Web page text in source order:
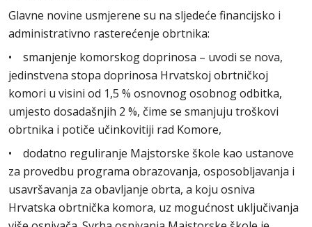
Glavne novine usmjerene su na sljedeće financijsko i
administrativno rasterećenje obrtnika:
• smanjenje komorskog doprinosa – uvodi se nova,
jedinstvena stopa doprinosa Hrvatskoj obrtničkoj
komori u visini od 1,5 % osnovnog osobnog odbitka,
umjesto dosadašnjih 2 %, čime se smanjuju troškovi
obrtnika i potiče učinkovitiji rad Komore,
• dodatno reguliranje Majstorske škole kao ustanove
za provedbu programa obrazovanja, osposobljavanja i
usavršavanja za obavljanje obrta, a koju osniva
Hrvatska obrtnička komora, uz mogućnost uključivanja